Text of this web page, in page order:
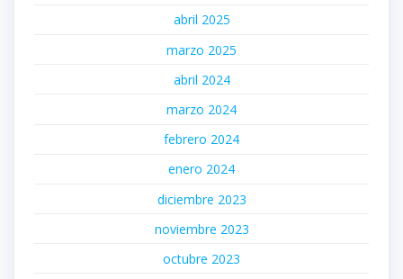
abril 2025
marzo 2025
abril 2024
marzo 2024
febrero 2024
enero 2024
diciembre 2023
noviembre 2023
octubre 2023